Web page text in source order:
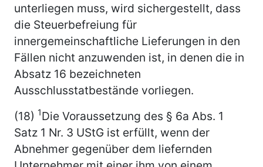
unterliegen muss, wird sichergestellt, dass
die Steuerbefreiung für
innergemeinschaftliche Lieferungen in den
Fällen nicht anzuwenden ist, in denen die in
Absatz 16 bezeichneten
Ausschlusstatbestände vorliegen.
(18) 1Die Voraussetzung des § 6a Abs. 1
Satz 1 Nr. 3 UStG ist erfüllt, wenn der
Abnehmer gegenüber dem liefernden